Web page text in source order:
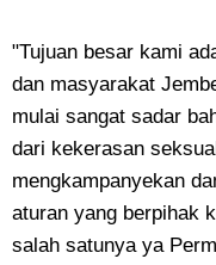
"Tujuan besar kami
dan masyarakat
mulai sangat sadar
dari kekerasan
mengkampanyekan
aturan yang berpihak
salah satunya ya